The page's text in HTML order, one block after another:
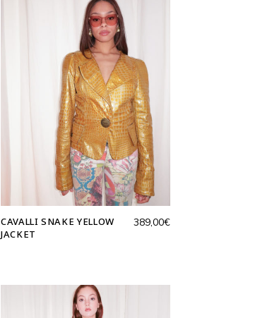
CAVALLI SNAKE YELLOW
JACKET
389,00€